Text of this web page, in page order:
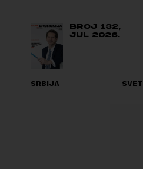
BROJ 132,
JUL 2026.
SRBIJA SVET